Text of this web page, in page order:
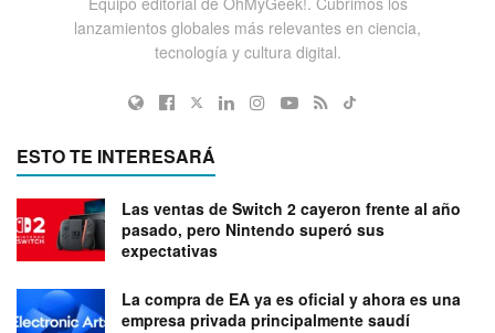
lanzamientos globales más relevantes en ciencia,
tecnología y cultura digital.
ESTO TE INTERESARÁ
Las ventas de Switch 2 cayeron frente al año
pasado, pero Nintendo superó sus
expectativas
La compra de EA ya es oficial y ahora es una
empresa privada principalmente saudí